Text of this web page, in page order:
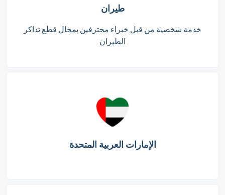
طيران
خدمة شخصية من قبل خبراء محترفين بمجال قطع تذاكر
الطيران
الإمارات العربية المتحدة